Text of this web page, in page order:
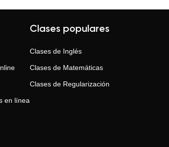
en línea
Clases populares
Clases de Inglés
Clases de Matemáticas
Clases de Regularización